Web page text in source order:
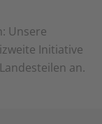
Unsere
Initiative
an.